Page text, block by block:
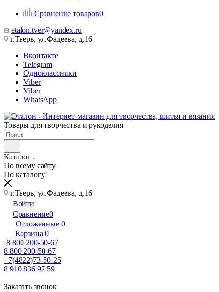
Сравнение товаров0
etalon.tver@yandex.ru
г.Тверь, ул.Фадеева, д.16
Вконтакте
Telegram
Одноклассники
Viber
Viber
WhatsApp
Товары для творчества и рукоделия
Каталог
По всему сайту
По каталогу
г.Тверь, ул.Фадеева, д.16
Войти
Сравнение0
Отложенные 0
Корзина 0
8 800 200-50-67
8 800 200-50-67
+7(4822)73-50-25
8 910 836 97 59
Заказать звонок